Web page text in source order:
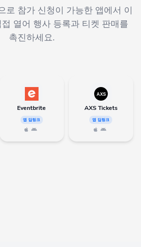
로 참가 신청이 가능한 앱에서 이
열어 행사 등록과 티켓 판매를
촉진하세요.
Eventbrite
앱 딥링크
AXS Tickets
앱 딥링크